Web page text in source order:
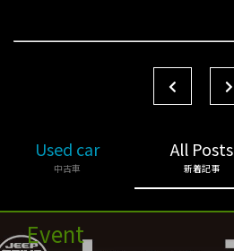
Used car
中古車
All Posts
新着記事
Event